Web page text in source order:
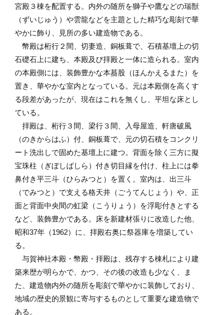
宮殿３棟を配置する。内外の随所を獅子や鷹などの瑞獣
（ずいじゅう）や雲龍などを主題とした精巧な彫刻で華
やかに飾り、見所の多い建造物である。
幣殿は桁行２間、切妻造、銅板葺で、石積基壇上の切
石礎石上に建ち、本殿及び拝殿と一体に造られる。室内
の本殿側には、装飾豊かな本蟇股（ほんかえるまた）を
置き、華やかな室内となっている。元は本殿側を高くす
る段差があったが、現在はこれを無くし、平坦な床とし
ている。
拝殿は、桁行３間、梁行３間、入母屋造、軒唐破風
（のきからはふ）付、銅板葺で、元の切石積をコンクリ
ート洗出しで固めた基壇上に建つ。背面を除く三方に擬
宝珠柱（ぎぼしばしら）付き切目縁を付け、柱上には拳
鼻付き平三斗（ひらみつと）を置く。室内は、出三斗
（でみつと）で支える格天井（ごうてんじょう）や、正
面と背面中央間の虹梁（こうりょう）を浮彫付きとする
など、装飾豊かである。床を新建材張りに改造した他、
昭和37年（1962）に、拝殿右奥に祭器庫を増築してい
る。
与賀神社本殿・幣殿・拝殿は、残存する棟札により建
築来歴が明らかで、かつ、その後の改造も少なく、ま
た、建造物内外の随所を彫刻で華やかに装飾しており、
地域の歴史的景観に寄与するものとして重要な建造物で
ある。